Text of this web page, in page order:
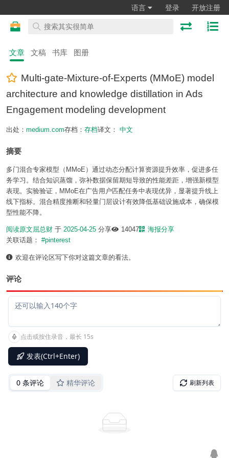
语言 登录 开放注册
文章 文稿 书库 图册
Multi-gate-Mixture-of-Experts (MMoE) model
architecture and knowledge distillation in Ads
Engagement modeling development
出处： medium.com存档： 存档译文： 中文
摘要
多门混合专家模型（MMoE）通过动态分配计算资源提升效率，促进多任
务学习。结合知识蒸馏，弥补数据保留期短导致的性能差距，增强新模型
表现。实验验证，MMoE在广告用户匹配任务中表现优异，显著提升线上
线下指标。混合精度推断和轻量门层设计有效降低基础设施成本，确保模
型性能不降。
阅读原文屈总财 于 2025-04-25 分享 14047
海报分享
关联话题： #pinterest
欢迎在评论区写下你对这篇文章的看法。
评论